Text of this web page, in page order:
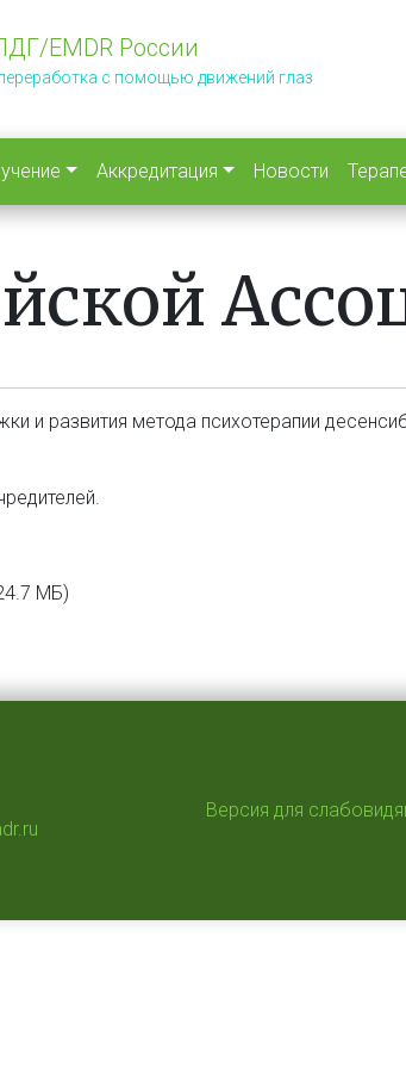
EMDR России
с помощью движений глаз
Аккредитация Новости
и развития метода психотерапии
МБ)
Версия для